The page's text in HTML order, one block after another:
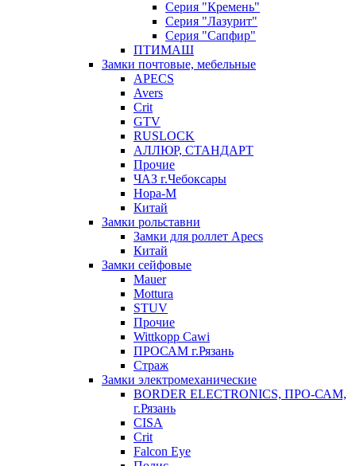
Серия "Кремень"
Серия "Лазурит"
Серия "Сапфир"
ПТИМАШ
Замки почтовые, мебельные
APECS
Avers
Crit
GTV
RUSLOCK
АЛЛЮР, СТАНДАРТ
Прочие
ЧАЗ г.Чебоксары
Нора-М
Китай
Замки рольставни
Замки для роллет Apecs
Китай
Замки сейфовые
Mauer
Mottura
STUV
Прочие
Wittkopp Cawi
ПРОСАМ г.Рязань
Страж
Замки электромеханические
BORDER ELECTRONICS, ПРО-САМ,
г.Рязань
CISA
Crit
Falcon Eye